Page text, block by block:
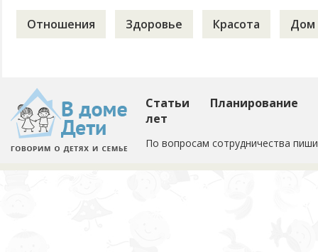
Отношения Здоровье Красота Дом
Статьи
Планирование
лет
По вопросам сотрудничества